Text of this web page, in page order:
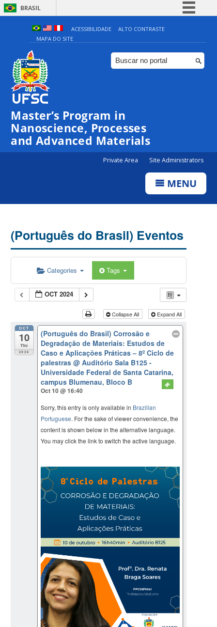
BRASIL
Simplifique!
Comunica BR
Participe
ACESSIBILIDADE
ALTO CONTRASTE
MAPA DO SITE
Master’s Program in
Nanoscience, Processes
and Advanced Materials
Private Area Site Administrators
MENU
(Português do Brasil) Eventos
Categories Tags
OCT 2024
Collapse All Expand All
OCT
10
Thu
2024
(Português do Brasil) Corrosão e
Degradação de Materiais: Estudos de
Caso e Aplicações Práticas – 8º Ciclo de
palestras@ Auditório Sala B125 -
Universidade Federal de Santa Catarina,
campus Blumenau, Bloco B
Oct 10 @ 16:40
Sorry, this entry is only available in Brazilian
Portuguese. For the sake of viewer convenience, the
content is shown below in the alternative language.
You may click the link to switch the active language.